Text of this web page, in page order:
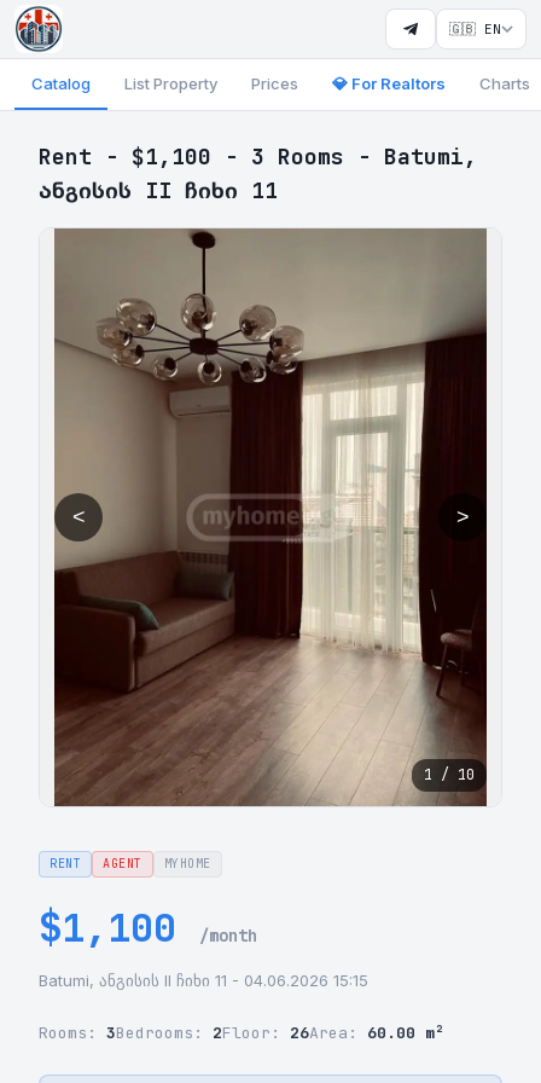
🇬🇧 EN
Catalog List Property Prices 💎 For Realtors Charts
Rent - $1,100 - 3 Rooms - Batumi,
ანგისის II ჩიხი 11
< >
1 / 10
RENT AGENT MYHOME
$1,100 /month
Batumi, ანგისის II ჩიხი 11 - 04.06.2026 15:15
Rooms: 3Bedrooms: 2Floor: 26Area: 60.00 m²